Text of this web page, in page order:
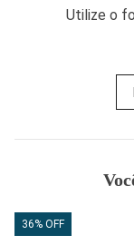
Utilize o
36% OFF